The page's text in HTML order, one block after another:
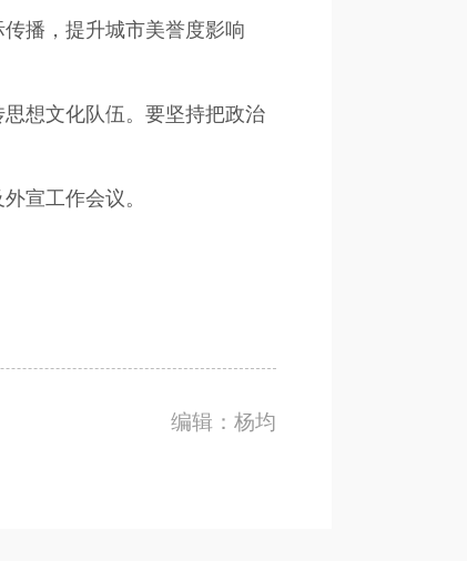
播，提升城市美誉度影响
想文化队伍。要坚持把政治
宣工作会议。
编辑：杨均